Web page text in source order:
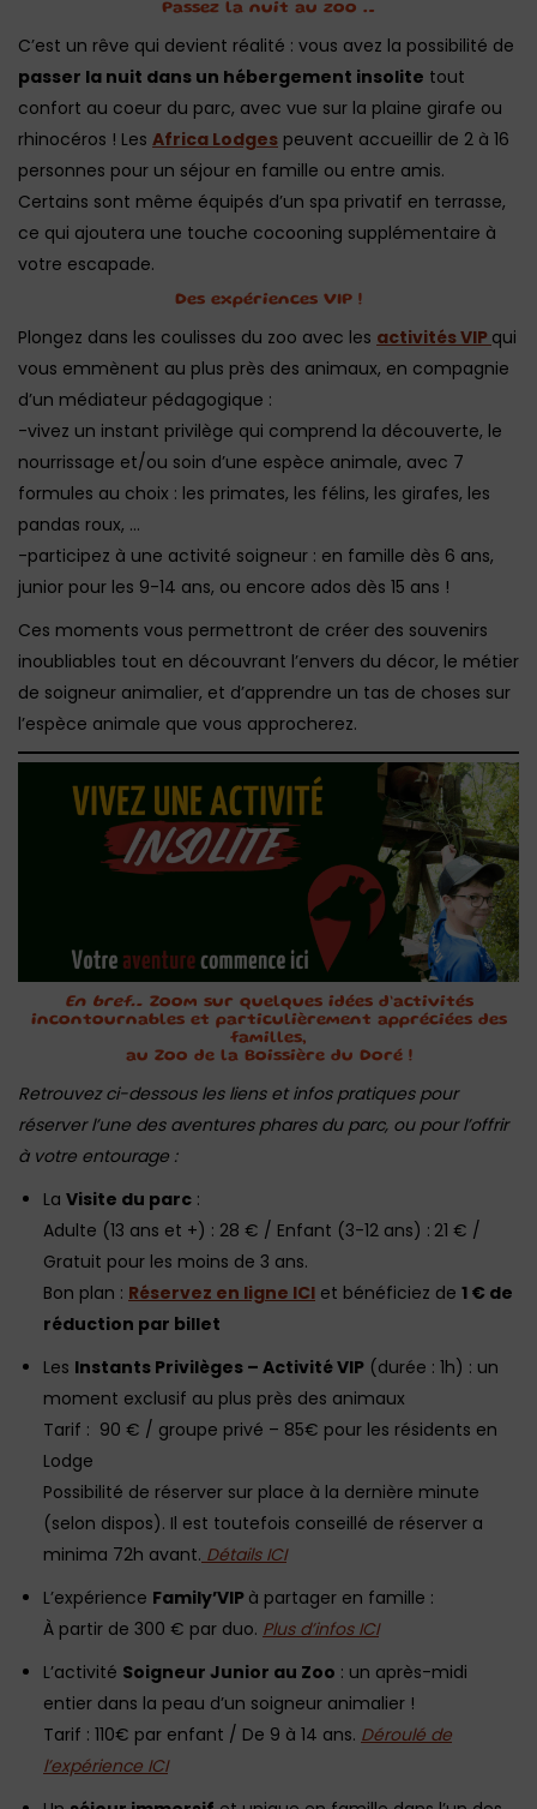
Passez la nuit au zoo …
C’est un rêve qui devient réalité : vous avez la possibilité de
passer la nuit dans un hébergement insolite tout
confort au coeur du parc, avec vue sur la plaine girafe ou
rhinocéros ! Les Africa Lodges peuvent accueillir de 2 à 16
personnes pour un séjour en famille ou entre amis.
Certains sont même équipés d’un spa privatif en terrasse,
ce qui ajoutera une touche cocooning supplémentaire à
votre escapade.
Des expériences VIP !
Plongez dans les coulisses du zoo avec les activités VIP qui
vous emmènent au plus près des animaux, en compagnie
d’un médiateur pédagogique :
-vivez un instant privilège qui comprend la découverte, le
nourrissage et/ou soin d’une espèce animale, avec 7
formules au choix : les primates, les félins, les girafes, les
pandas roux, …
-participez à une activité soigneur : en famille dès 6 ans,
junior pour les 9-14 ans, ou encore ados dès 15 ans !
Ces moments vous permettront de créer des souvenirs
inoubliables tout en découvrant l’envers du décor, le métier
de soigneur animalier, et d’apprendre un tas de choses sur
l’espèce animale que vous approcherez.
En bref… Zoom sur quelques idées d’activités
incontournables et particulièrement appréciées des
familles,
au Zoo de la Boissière du Doré !
Retrouvez ci-dessous les liens et infos pratiques pour
réserver l’une des aventures phares du parc, ou pour l’offrir
à votre entourage :
La Visite du parc :
Adulte (13 ans et +) : 28 € / Enfant (3-12 ans) : 21 € /
Gratuit pour les moins de 3 ans.
Bon plan : Réservez en ligne ICI et bénéficiez de 1 € de
réduction par billet
Les Instants Privilèges – Activité VIP (durée : 1h) : un
moment exclusif au plus près des animaux
Tarif : 90 € / groupe privé – 85€ pour les résidents en
Lodge
Possibilité de réserver sur place à la dernière minute
(selon dispos). Il est toutefois conseillé de réserver a
minima 72h avant. Détails ICI
L’expérience Family’VIP à partager en famille :
À partir de 300 € par duo. Plus d’infos ICI
L’activité Soigneur Junior au Zoo : un après-midi
entier dans la peau d’un soigneur animalier !
Tarif : 110€ par enfant / De 9 à 14 ans. Déroulé de
l’expérience ICI